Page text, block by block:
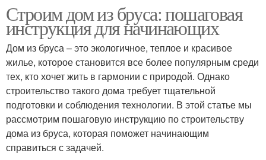
Строим дом из бруса: пошаговая
инструкция для начинающих
Дом из бруса – это экологичное, теплое и красивое
жилье, которое становится все более популярным среди
тех, кто хочет жить в гармонии с природой. Однако
строительство такого дома требует тщательной
подготовки и соблюдения технологии. В этой статье мы
рассмотрим пошаговую инструкцию по строительству
дома из бруса, которая поможет начинающим
справиться с задачей.